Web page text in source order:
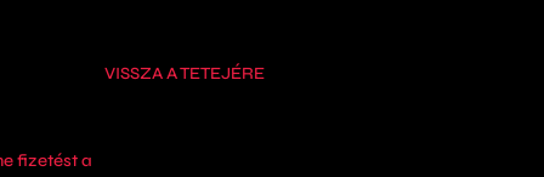
fizetést a
VISSZA A TETEJÉRE